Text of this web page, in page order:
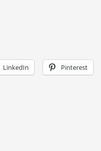
LinkedIn Pinterest